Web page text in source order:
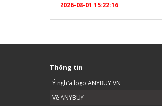
nhất trong năm! ? CHƯƠNG TRÌNH
KHUYẾN MẠI ĐẶC BIỆT TẶNG NGAY
2026-08-01 15:22:16
Thông tin
Ý nghĩa logo ANYBUY.VN
Về ANYBUY